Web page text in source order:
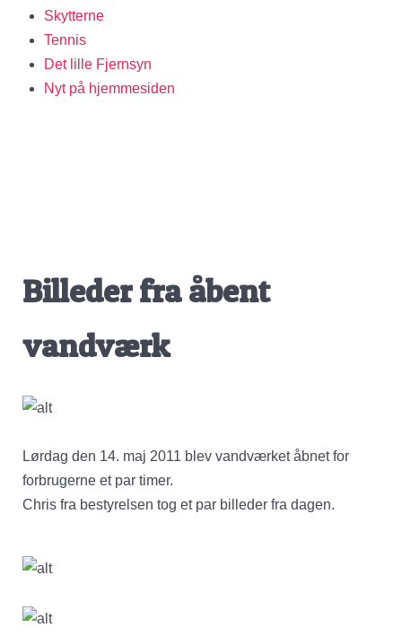
Skytterne
Tennis
Det lille Fjernsyn
Nyt på hjemmesiden
Billeder fra åbent
vandværk
Lørdag den 14. maj 2011 blev vandværket åbnet for
forbrugerne et par timer.
Chris fra bestyrelsen tog et par billeder fra dagen.